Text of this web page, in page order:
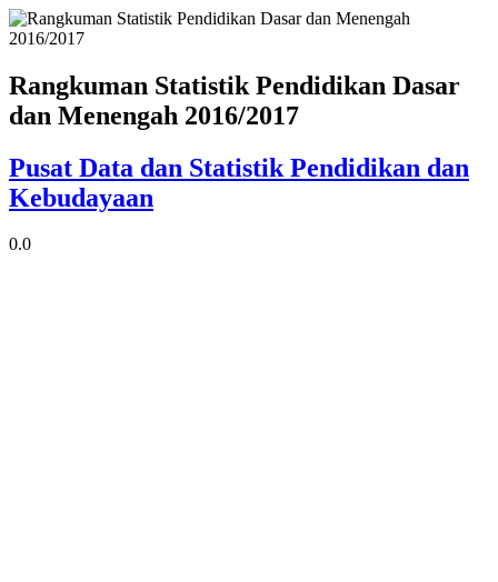
Rangkuman Statistik Pendidikan Dasar
dan Menengah 2016/2017
Pusat Data dan Statistik Pendidikan dan
Kebudayaan
0.0